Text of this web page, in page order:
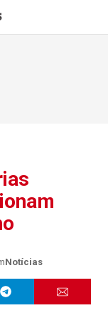
Notícias